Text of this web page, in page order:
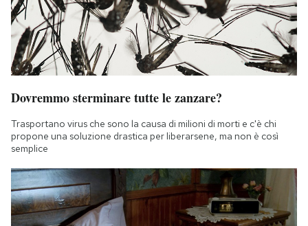
Dovremmo sterminare tutte le zanzare?
Trasportano virus che sono la causa di milioni di morti e c'è chi
propone una soluzione drastica per liberarsene, ma non è così
semplice